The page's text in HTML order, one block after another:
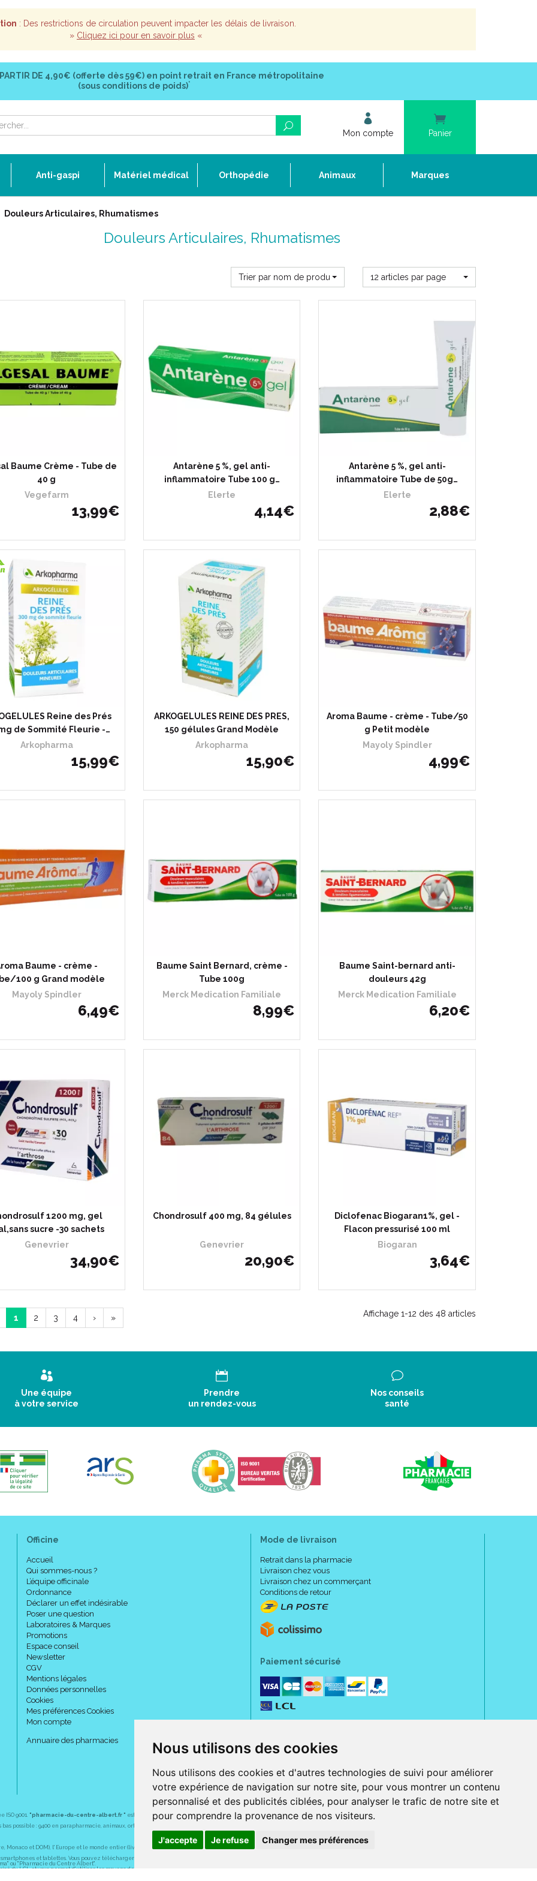
Nous utilisons des cookies
Nous utilisons des cookies et d'autres technologies de suivi pour améliorer
votre expérience de navigation sur notre site, pour vous montrer un contenu
personnalisé et des publicités ciblées, pour analyser le trafic de notre site et
pour comprendre la provenance de nos visiteurs.
J'accepte Je refuse Changer mes préférences
: Des restrictions de circulation peuvent impacter les délais de livraison.
» Cliquez ici pour en savoir plus «
DE 4,90€ (offerte dès 59€) en point retrait en France métropolitaine
(sous conditions de poids)*
Mon compte Panier
Anti-gaspi Matériel médical Orthopédie Animaux Marques
Douleurs Articulaires, Rhumatismes
Douleurs Articulaires, Rhumatismes
Trier par nom de produit 12 articles par page
Baume Crème - Tube de
40 g
Vegefarm
13,99€
Antarène 5 %, gel anti-
inflammatoire Tube 100 g…
Elerte
4,14€
Antarène 5 %, gel anti-
inflammatoire Tube de 50g…
Elerte
2,88€
Reine des Prés
de Sommité Fleurie -…
Arkopharma
15,99€
ARKOGELULES REINE DES PRES,
150 gélules Grand Modèle
Arkopharma
15,90€
Aroma Baume - crème - Tube/50
g Petit modèle
Mayoly Spindler
4,99€
Baume - crème -
100 g Grand modèle
Mayoly Spindler
6,49€
Baume Saint Bernard, crème -
Tube 100g
Merck Medication Familiale
8,99€
Baume Saint-bernard anti-
douleurs 42g
Merck Medication Familiale
6,20€
1200 mg, gel
sucre -30 sachets
Genevrier
34,90€
Chondrosulf 400 mg, 84 gélules
Genevrier
20,90€
Diclofenac Biogaran1%, gel -
Flacon pressurisé 100 ml
Biogaran
3,64€
1 2 3 4 › » Affichage 1-12 des 48 articles
Une équipe
à votre service
Prendre
un rendez-vous
Nos conseils
santé
Officine
Accueil
Qui sommes-nous ?
L’équipe officinale
Ordonnance
Déclarer un effet indésirable
Poser une question
Laboratoires & Marques
Promotions
Espace conseil
Newsletter
CGV
Mentions légales
Données personnelles
Cookies
Mes préférences Cookies
Mon compte
Annuaire des pharmacies
Mode de livraison
Retrait dans la pharmacie
Livraison chez vous
Livraison chez un commerçant
Conditions de retour
Paiement sécurisé
9001. "pharmacie-du-centre-albert.fr " est le site internet de l a pharmacie du centre, 32 rue Jeanne d' Harcourt, 80300 Albert.
possible : 9400 en parapharmacie, animaux, orthopédie, matériel médical. 1700 en médicaments sans ordonnance.
et DOM), l' Europe et le monde entier (livraison assuré par Colissimo et ses partenaires à l' étranger).
et tablettes. Vous pouvez télécharger gratuitement l' application sur l' AppStore (pour iPhone, iPad et iPod touch), ou sur Google Play (pour Androïd 5.0 ou version
ou "Pharmacie du Centre Albert".
du LCL et vous permet d' utiliser les moyens de paiement suivants : CB, Visa, MasterCard, American Express, Bancontact, PayPal.